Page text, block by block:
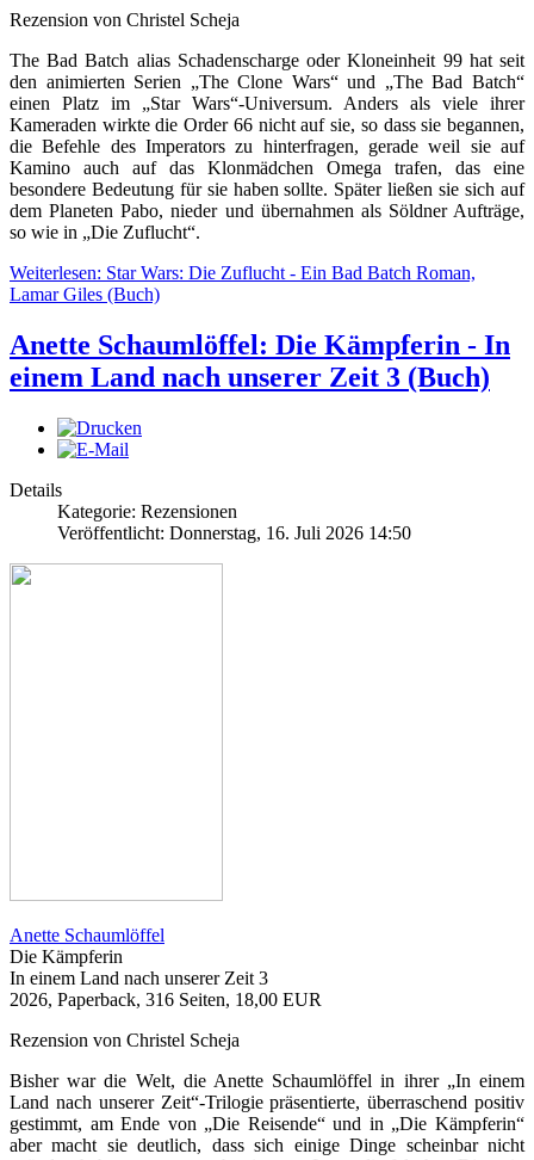
Rezension von Christel Scheja
The Bad Batch alias Schadenscharge oder Kloneinheit 99 hat seit
den animierten Serien „The Clone Wars“ und „The Bad Batch“
einen Platz im „Star Wars“-Universum. Anders als viele ihrer
Kameraden wirkte die Order 66 nicht auf sie, so dass sie begannen,
die Befehle des Imperators zu hinterfragen, gerade weil sie auf
Kamino auch auf das Klonmädchen Omega trafen, das eine
besondere Bedeutung für sie haben sollte. Später ließen sie sich auf
dem Planeten Pabo, nieder und übernahmen als Söldner Aufträge,
so wie in „Die Zuflucht“.
Weiterlesen: Star Wars: Die Zuflucht - Ein Bad Batch Roman,
Lamar Giles (Buch)
Anette Schaumlöffel: Die Kämpferin - In
einem Land nach unserer Zeit 3 (Buch)
Details
Kategorie: Rezensionen
Veröffentlicht: Donnerstag, 16. Juli 2026 14:50
Anette Schaumlöffel
Die Kämpferin
In einem Land nach unserer Zeit 3
2026, Paperback, 316 Seiten, 18,00 EUR
Rezension von Christel Scheja
Bisher war die Welt, die Anette Schaumlöffel in ihrer „In einem
Land nach unserer Zeit“-Trilogie präsentierte, überraschend positiv
gestimmt, am Ende von „Die Reisende“ und in „Die Kämpferin“
aber macht sie deutlich, dass sich einige Dinge scheinbar nicht